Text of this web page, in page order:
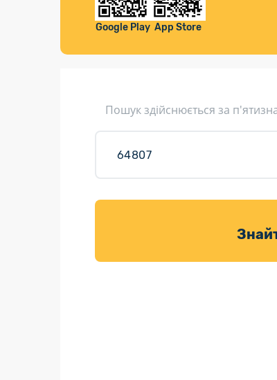
Листи та листівки
Доставка товарів для саду
Google Play App Store
Пошук здійснюється за